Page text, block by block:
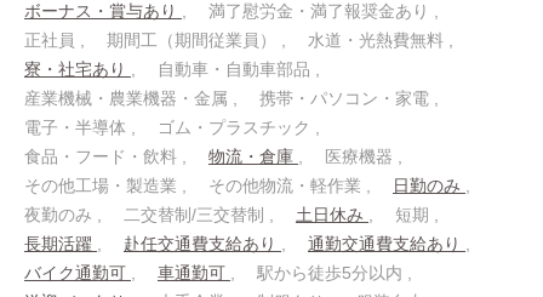
ボーナス・賞与あり
満了慰労金・満了報奨金あり
正社員
期間工（期間従業員）
水道・光熱費無料
寮・社宅あり
自動車・自動車部品
産業機械・農業機器・金属
携帯・パソコン・家電
電子・半導体
ゴム・プラスチック
食品・フード・飲料
物流・倉庫
医療機器
その他工場・製造業
その他物流・軽作業
日勤のみ
夜勤のみ
二交替制/三交替制 土日休み
短期
長期活躍
赴任交通費支給あり
通勤交通費支給あり
バイク通勤可
車通勤可
駅から徒歩5分以内